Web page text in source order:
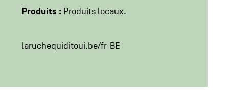
Produits : Produits locaux
laruchequiditoui.be/fr-BE